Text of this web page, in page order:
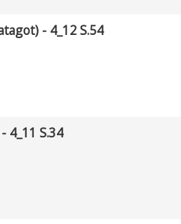
- 4_12 S.54
4_11 S.34